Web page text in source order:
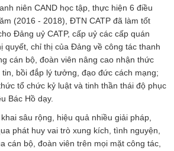
niên CAND học tập, thực hiện 6 điều
(2016 - 2018), ĐTN CATP đã làm tốt
Đảng uỷ CATP, cấp uỷ các cấp quán
quyết, chỉ thị của Đảng về công tác thanh
cán bộ, đoàn viên nâng cao nhận thức
bồi đắp lý tưởng, đạo đức cách mạng;
tổ chức kỷ luật và tinh thần thái độ phục
Bác Hồ dạy.
sâu rộng, hiệu quả nhiều giải pháp,
phát huy vai trò xung kích, tình nguyện,
cán bộ, đoàn viên trên mọi mặt công tác,